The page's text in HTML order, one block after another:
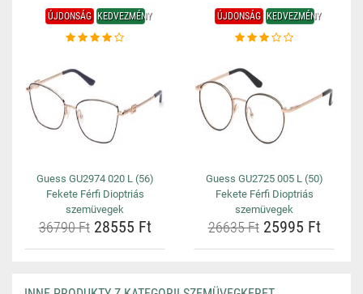
ÚJDONSÁG KEDVEZMÉNY
Guess GU2974 020 L (56)
Fekete Férfi Dioptriás
szemüvegek
36790 Ft28555 Ft
ÚJDONSÁG KEDVEZMÉNY
Guess GU2725 005 L (50)
Fekete Férfi Dioptriás
szemüvegek
26635 Ft25995 Ft